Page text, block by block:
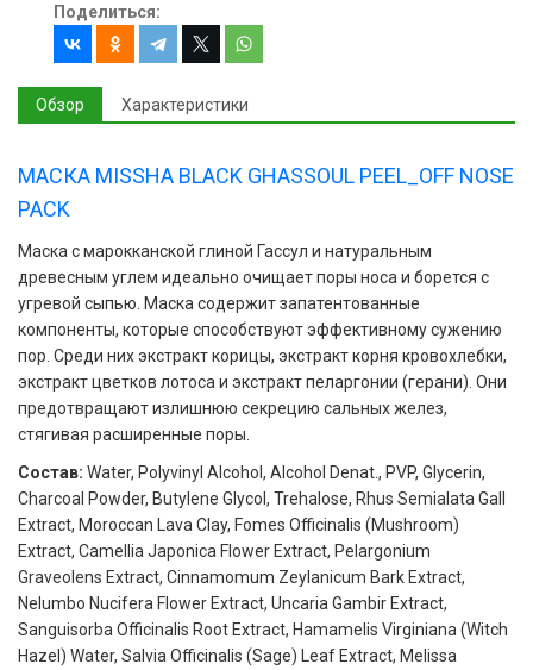
Поделиться:
Обзор Характеристики
МАСКА MISSHA BLACK GHASSOUL PEEL_OFF NOSE
PACK
Маска с марокканской глиной Гассул и натуральным
древесным углем идеально очищает поры носа и борется с
угревой сыпью. Маска содержит запатентованные
компоненты, которые способствуют эффективному сужению
пор. Среди них экстракт корицы, экстракт корня кровохлебки,
экстракт цветков лотоса и экстракт пеларгонии (герани). Они
предотвращают излишнюю секрецию сальных желез,
стягивая расширенные поры.
Состав: Water, Polyvinyl Alcohol, Alcohol Denat., PVP, Glycerin,
Charcoal Powder, Butylene Glycol, Trehalose, Rhus Semialata Gall
Extract, Moroccan Lava Clay, Fomes Officinalis (Mushroom)
Extract, Camellia Japonica Flower Extract, Pelargonium
Graveolens Extract, Cinnamomum Zeylanicum Bark Extract,
Nelumbo Nucifera Flower Extract, Uncaria Gambir Extract,
Sanguisorba Officinalis Root Extract, Hamamelis Virginiana (Witch
Hazel) Water, Salvia Officinalis (Sage) Leaf Extract, Melissa